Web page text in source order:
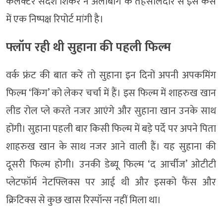
में एक निष्पक्ष रिपोर्ट मांगी है।
फ्लॉप रही थी सुहाना की पहली फिल्म
वर्क फ्रंट की बात करें तो सुहाना इन दिनों अपनी अपकमिंग
फिल्म ‘किंग’ को लेकर चर्चा में हैं। इस फिल्म में शाहरुख खान
लीड रोल प्ले करते नजर आएंगे और सुहाना खान उनके साथ
होंगी। सुहाना पहली बार किसी फिल्म में बड़े पर्दे पर अपने पिता
शाहरुख खान के साथ नजर आने वाली हैं। यह सुहाना की
दूसरी फिल्म होगी। उनकी डेब्यू फिल्म ‘द आर्चीज’ ओटीटी
प्लेटफॉर्म नेटफ्लिक्स पर आई थी और इसको फैंस और
क्रिटिक्स से कुछ खास रिस्पॉन्स नहीं मिला था।